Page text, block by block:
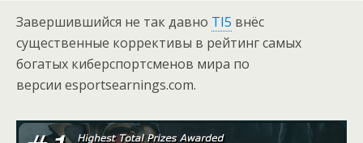
Завершившийся не так давно TI5 внёс
существенные коррективы в рейтинг самых
богатых киберспортсменов мира по
версии esportsearnings.com.